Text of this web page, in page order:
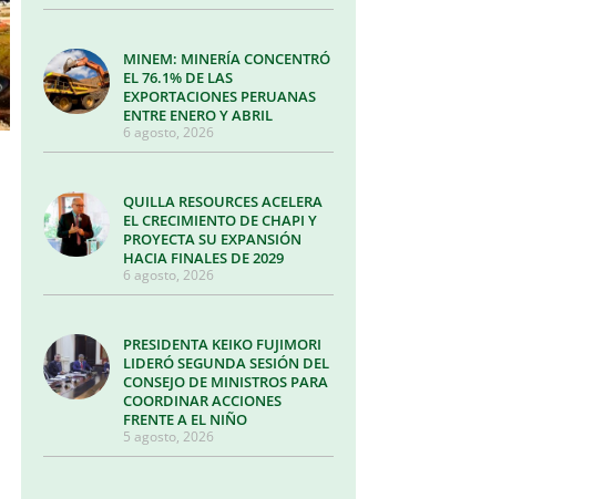
MINEM: MINERÍA CONCENTRÓ
EL 76.1% DE LAS
EXPORTACIONES PERUANAS
ENTRE ENERO Y ABRIL
6 agosto, 2026
QUILLA RESOURCES ACELERA
EL CRECIMIENTO DE CHAPI Y
PROYECTA SU EXPANSIÓN
HACIA FINALES DE 2029
6 agosto, 2026
PRESIDENTA KEIKO FUJIMORI
LIDERÓ SEGUNDA SESIÓN DEL
CONSEJO DE MINISTROS PARA
COORDINAR ACCIONES
FRENTE A EL NIÑO
5 agosto, 2026